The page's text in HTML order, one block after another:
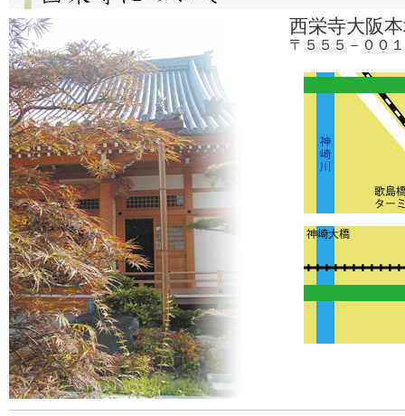
西栄寺大阪
〒５５５－００